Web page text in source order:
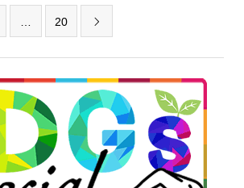
20 